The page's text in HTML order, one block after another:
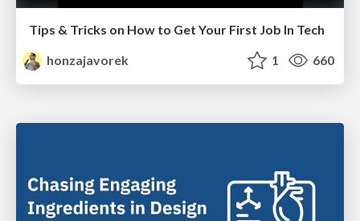
Tips & Tricks on How to Get Your First Job In Tech
honzajavorek
1 660